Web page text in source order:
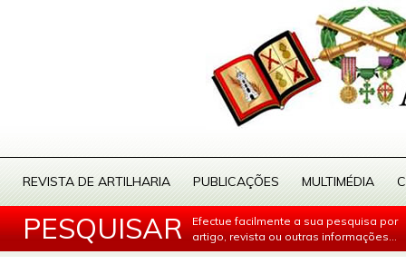
REVISTA DE ARTILHARIA PUBLICAÇÕES MULTIMÉDIA
PESQUISAR
Efectue facilmente a sua pesquisa por
artigo, revista ou outras informações...